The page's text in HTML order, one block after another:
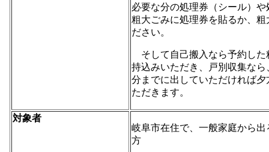
必要な分の処理券（シール）
粗大ごみに処理券を貼るか、
ださい。
そして自己搬入なら予約した
持込みいただき、戸別収集な
分までに出していただければ
ただきます。
対象者
岐阜市在住で、一般家庭から
方